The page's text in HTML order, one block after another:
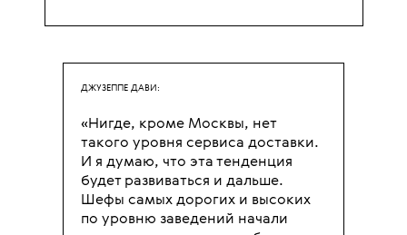
ДЖУЗЕППЕ ДАВИ:
«Нигде, кроме Москвы, нет
такого уровня сервиса доставки.
И я думаю, что эта тенденция
будет развиваться и дальше.
Шефы самых дорогих и высоких
по уровню заведений начали